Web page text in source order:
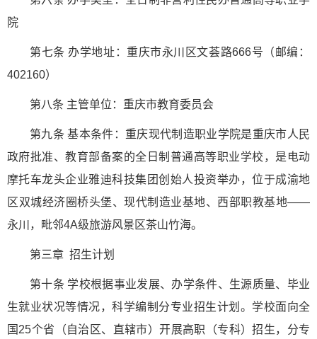
院
第七条 办学地址：重庆市永川区文荟路666号（邮编：
402160）
第八条 主管单位：重庆市教育委员会
第九条 基本条件：重庆现代制造职业学院是重庆市人民
政府批准、教育部备案的全日制普通高等职业学校，是电动
摩托车龙头企业雅迪科技集团创始人投资举办，位于成渝地
区双城经济圈桥头堡、现代制造业基地、西部职教基地——
永川，毗邻4A级旅游风景区茶山竹海。
第三章 招生计划
第十条 学校根据事业发展、办学条件、生源质量、毕业
生就业状况等情况，科学编制分专业招生计划。学校面向全
国25个省（自治区、直辖市）开展高职（专科）招生，分专